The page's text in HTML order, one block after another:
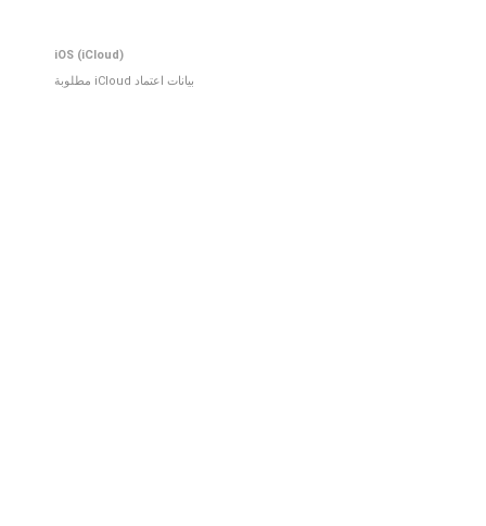
iOS (iCloud)
بيانات اعتماد iCloud مطلوبة